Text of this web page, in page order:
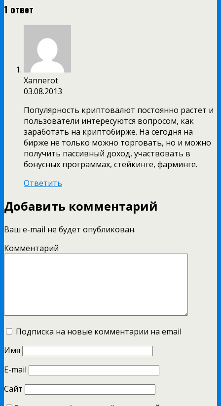
1 ответ
Xannerot
03.08.2013
Популярность криптовалют постоянно растет и
пользователи интересуются вопросом, как
заработать на криптобирже. На сегодня на
бирже не только можно торговать, но и можно
получить пассивный доход, участвовать в
бонусных программах, стейкинге, фарминге.
Ответить
Добавить комментарий
Ваш e-mail не будет опубликован.
Комментарий
Подписка на новые комментарии на email
Имя
E-mail
Сайт